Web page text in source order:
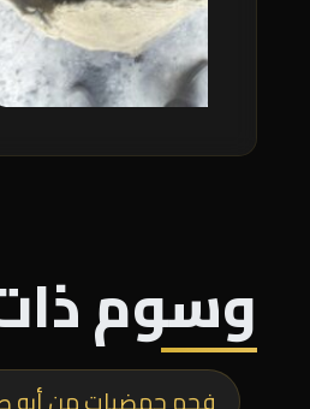
وسوم